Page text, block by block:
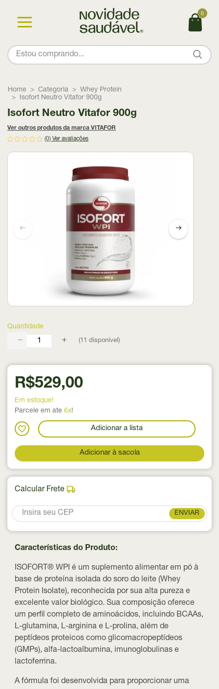
0
Home Categoria
Whey Protein
Isofort Neutro Vitafor 900g
Quantidade
(11 disponível)
Isofort Neutro Vitafor 900g
Ver outros produtos da marca VITAFOR
(0) Ver avaliações
R$529,00
Em estoque!
Parcele em ate 6x!
Adicionar a lista
Adicionar à sacola
Calcular Frete
ENVIAR
Características do Produto:
ISOFORT® WPI é um suplemento alimentar em pó à
base de proteína isolada do soro do leite (Whey
Protein Isolate), reconhecida por sua alta pureza e
excelente valor biológico. Sua composição oferece
um perfil completo de aminoácidos, incluindo BCAAs,
L-glutamina, L-arginina e L-prolina, além de
peptídeos proteicos como glicomacropeptídeos
(GMPs), alfa-lactoalbumina, imunoglobulinas e
lactoferrina.
A fórmula foi desenvolvida para proporcionar uma